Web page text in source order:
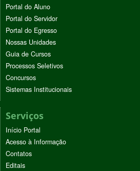
Portal do Aluno
Portal do Servidor
Portal do Egresso
Nossas Unidades
Guia de Cursos
Processos Seletivos
Concursos
Sistemas Institucionais
Serviços
Início Portal
Acesso à Informação
Contatos
Editais